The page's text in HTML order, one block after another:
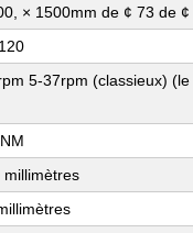
× 1500mm de ¢ 73 de ¢
5-37rpm (classieux) (le
millimètres